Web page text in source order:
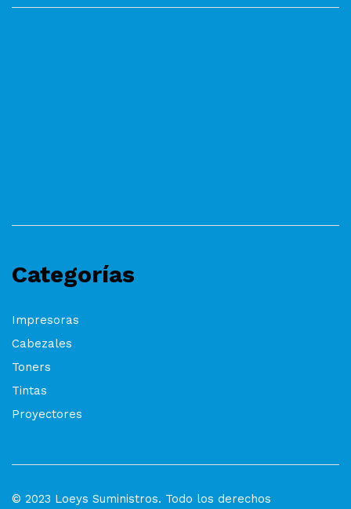
Categorías
Impresoras
Cabezales
Toners
Tintas
Proyectores
© 2023 Loeys Suministros. Todo los derechos